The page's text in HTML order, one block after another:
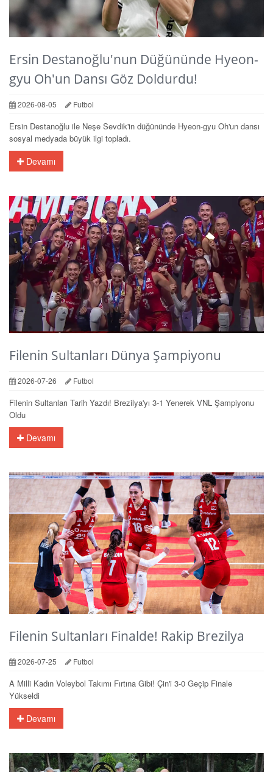
Ersin Destanoğlu'nun Düğününde Hyeon-
gyu Oh'un Dansı Göz Doldurdu!
2026-08-05 Futbol
Ersin Destanoğlu ile Neşe Sevdik'in düğününde Hyeon-gyu Oh'un dansı
sosyal medyada büyük ilgi topladı.
Devamı
Filenin Sultanları Dünya Şampiyonu
2026-07-26 Futbol
Filenin Sultanları Tarih Yazdı! Brezilya'yı 3-1 Yenerek VNL Şampiyonu
Oldu
Devamı
Filenin Sultanları Finalde! Rakip Brezilya
2026-07-25 Futbol
A Milli Kadın Voleybol Takımı Fırtına Gibi! Çin'i 3-0 Geçip Finale
Yükseldi
Devamı